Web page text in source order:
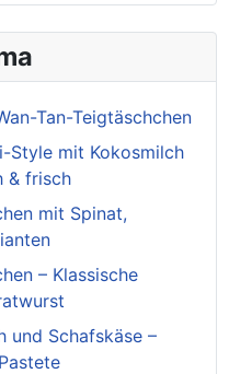
Tan-Teigtäschchen
Style mit Kokosmilch
& frisch
mit Spinat,
– Klassische
und Schafskäse –